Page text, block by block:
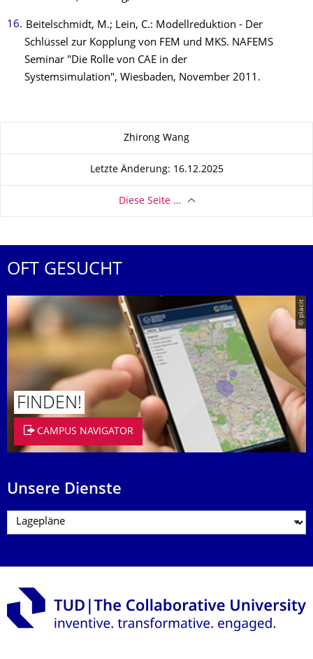
Beitelschmidt, M.; Lein, C.: Modellreduktion - Der
Schlüssel zur Kopplung von FEM und MKS. NAFEMS
Seminar "Die Rolle von CAE in der
Systemsimulation", Wiesbaden, November 2011.
Zhirong Wang
Letzte Änderung: 16.12.2025
Diese Seite …
OFT GESUCHT
© placit
FINDEN!
CAMPUS NAVIGATOR
Unsere Dienste